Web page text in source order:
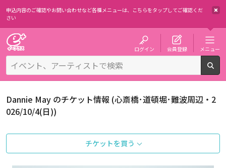
申込内容のご確認やお問い合わせなど各種メニューは、 こちらをタップしてご確認くだ
さい
ログイン 会員登録 メニュー
Dannie May のチケット情報 (心斎橋･道頓堀･難波周辺・2
026/10/4(日))
チケットを買う